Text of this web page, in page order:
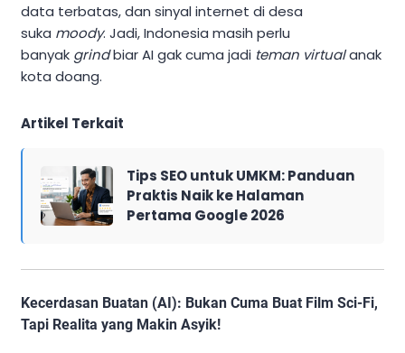
data terbatas, dan sinyal internet di desa
suka moody. Jadi, Indonesia masih perlu
banyak grindbiar AI gak cuma jadi teman virtualanak
kota doang.
Artikel Terkait
Tips SEO untuk UMKM: Panduan
Praktis Naik ke Halaman
Pertama Google 2026
Kecerdasan Buatan (AI): Bukan Cuma Buat Film Sci-Fi,
Tapi Realita yang Makin Asyik!